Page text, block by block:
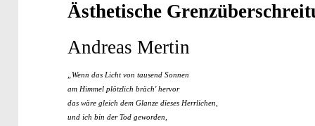
Ästhetische
Andreas Mertin
„Wenn das Licht von tausend Sonnen
am Himmel plötzlich bräch' hervor
das wäre gleich dem Glanze dieses Herrlichen,
und ich bin der Tod geworden,